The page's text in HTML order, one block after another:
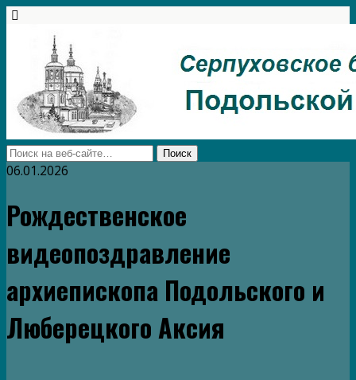
06.01.2026
Рождественское
видеопоздравление
архиепископа Подольского и
Люберецкого Аксия